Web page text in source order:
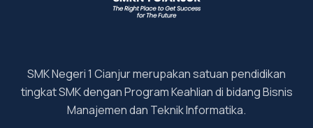
SMK Negeri 1 Cianjur merupakan satuan pendidikan
tingkat SMK dengan Program Keahlian di bidang Bisnis
Manajemen dan Teknik Informatika.